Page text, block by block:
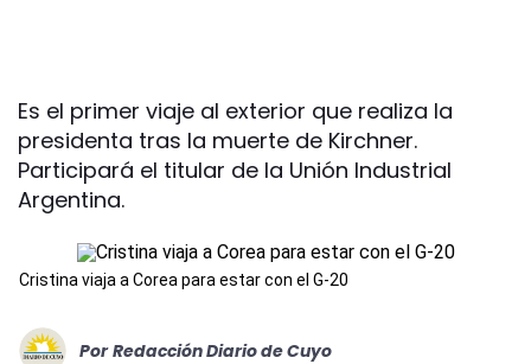
Es el primer viaje al exterior que realiza la
presidenta tras la muerte de Kirchner.
Participará el titular de la Unión Industrial
Argentina.
Cristina viaja a Corea para estar con el G-20
Por Redacción Diario de Cuyo